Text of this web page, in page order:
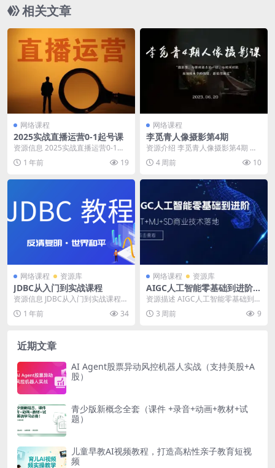
相关文章
网络课程
2025实战直播运营0-1起号课
资源信息 2025实战直播运营0-1起
号课 资源目录 📁 2025实战直播运
营0...1 年前 19
网络课程
李觅青人像摄影第4期
资源介绍 李觅青人像摄影第4期 资
源目录 📁 李觅青人像摄影第4期
📄 03-2...
4 周前 10
网络课程 资源库
JDBC从入门到实战课程
资源信息 JDBC从入门到实战课程
资源目录 📁 JDBC从入门到实战课
程 &#...
1 年前 34
网络课程 资源库
AIGC人工智能零基础到进阶，
GPT+MJ+SD商业技术落地，
资源描述 AIGC人工智能零基础到进
阶，GPT+MJ+SD商业技术落地，从
0基础...
3 周前 9
近期文章
AI Agent股票异动风控机器人实战（支持美股+A
股）
青少版新概念全套（课件 +录音+动画+教材+试
题）
儿童早教AI视频教程，打造高粘性亲子教育短视
频